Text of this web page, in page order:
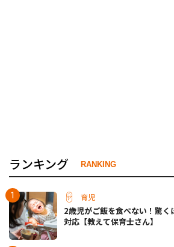
ランキング RANKING
育児
2歳児がご飯を食べない！驚
対応【教えて保育士さん】